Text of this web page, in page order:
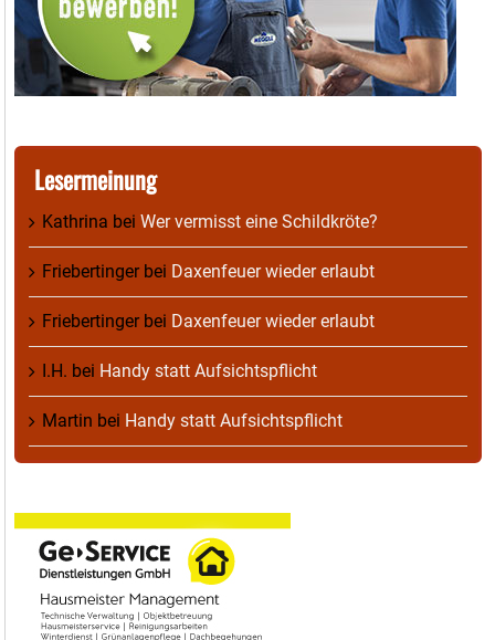
Lesermeinung
Kathrina bei Wer vermisst eine Schildkröte?
Friebertingerbei Daxenfeuer wieder erlaubt
Friebertingerbei Daxenfeuer wieder erlaubt
I.H. bei Handy statt Aufsichtspflicht
Martin bei Handy statt Aufsichtspflicht